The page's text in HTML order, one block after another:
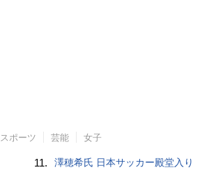
スポーツ 芸能 女子
11. 澤穂希氏 日本サッカー殿堂入り